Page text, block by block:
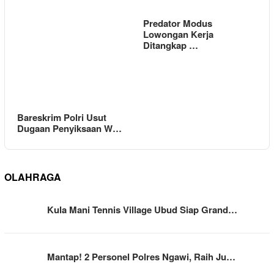
Bareskrim Polri Usut
Dugaan Penyiksaan W…
Predator Modus
Lowongan Kerja
Ditangkap …
OLAHRAGA
Kula Mani Tennis Village Ubud Siap Grand…
Mantap! 2 Personel Polres Ngawi, Raih Ju…